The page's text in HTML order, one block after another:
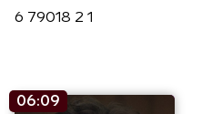
6 79018 2 1
06:09